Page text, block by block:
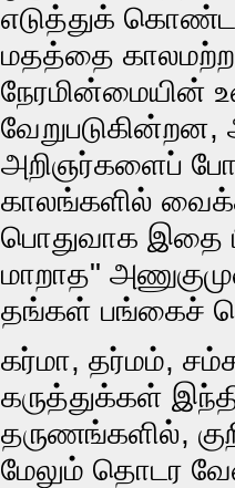
எடுத்துக்
மதத்தை
நேரமின்மையின்
அறிஞர்களைப்
காலங்களில்
பொதுவாக இதை
மாறாத"
தங்கள் பங்கைச்
கர்மா, தர்மம்,
கருத்துக்கள்
தருணங்களில்,
மேலும் தொடர